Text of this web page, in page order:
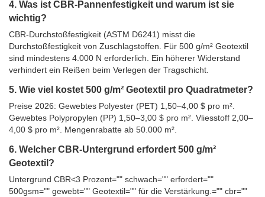
4. Was ist CBR-Pannenfestigkeit und warum ist sie
wichtig?
CBR-Durchstoßfestigkeit (ASTM D6241) misst die
Durchstoßfestigkeit von Zuschlagstoffen. Für 500 g/m² Geotextil
sind mindestens 4.000 N erforderlich. Ein höherer Widerstand
verhindert ein Reißen beim Verlegen der Tragschicht.
5. Wie viel kostet 500 g/m² Geotextil pro Quadratmeter?
Preise 2026: Gewebtes Polyester (PET) 1,50–4,00 $ pro m².
Gewebtes Polypropylen (PP) 1,50–3,00 $ pro m². Vliesstoff 2,00–
4,00 $ pro m². Mengenrabatte ab 50.000 m².
6. Welcher CBR-Untergrund erfordert 500 g/m²
Geotextil?
Untergrund CBR<3 Prozent="" schwach="" erfordert=""
500gsm="" gewebt="" Geotextil="" für die Verstärkung.="" cbr=""